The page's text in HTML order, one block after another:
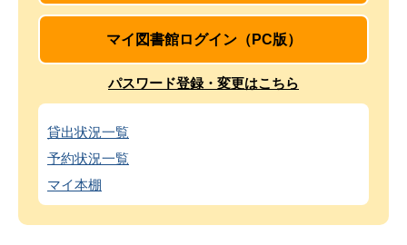
マイ図書館ログイン（PC版）
パスワード登録・変更はこちら
貸出状況一覧
予約状況一覧
マイ本棚